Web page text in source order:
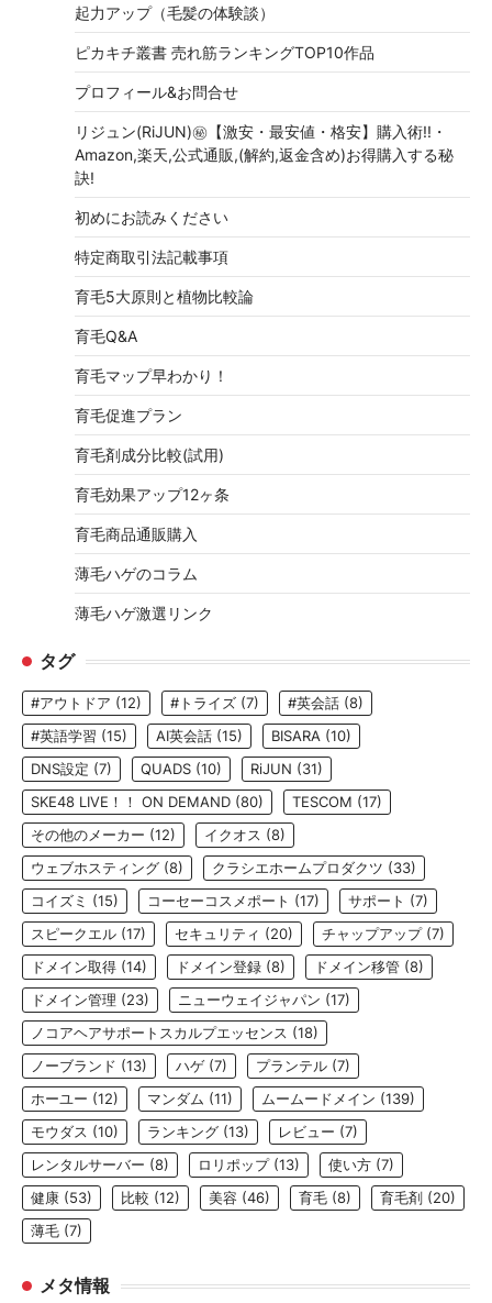
起力アップ（毛髪の体験談）
ピカキチ叢書 売れ筋ランキングTOP10作品
プロフィール&お問合せ
リジュン(RiJUN)㊙【激安・最安値・格安】購入術!!・
Amazon,楽天,公式通販,(解約,返金含め)お得購入する秘
訣!
初めにお読みください
特定商取引法記載事項
育毛5大原則と植物比較論
育毛Q&A
育毛マップ早わかり！
育毛促進プラン
育毛剤成分比較(試用)
育毛効果アップ12ヶ条
育毛商品通販購入
薄毛ハゲのコラム
薄毛ハゲ激選リンク
タグ
#アウトドア (12) #トライズ (7) #英会話 (8)
#英語学習 (15) AI英会話 (15) BISARA (10)
DNS設定 (7) QUADS (10) RiJUN (31)
SKE48 LIVE！！ ON DEMAND (80) TESCOM (17)
その他のメーカー (12) イクオス (8)
ウェブホスティング (8) クラシエホームプロダクツ (33)
コイズミ (15) コーセーコスメポート (17) サポート (7)
スピークエル (17) セキュリティ (20) チャップアップ(7)
ドメイン取得 (14) ドメイン登録 (8) ドメイン移管 (8)
ドメイン管理 (23) ニューウェイジャパン (17)
ノコアヘアサポートスカルプエッセンス (18)
ノーブランド (13) ハゲ (7) プランテル (7)
ホーユー (12) マンダム (11) ムームードメイン (139)
モウダス (10) ランキング (13) レビュー (7)
レンタルサーバー (8) ロリポップ(13) 使い方 (7)
健康 (53) 比較 (12) 美容 (46) 育毛 (8) 育毛剤 (20)
薄毛 (7)
メタ情報